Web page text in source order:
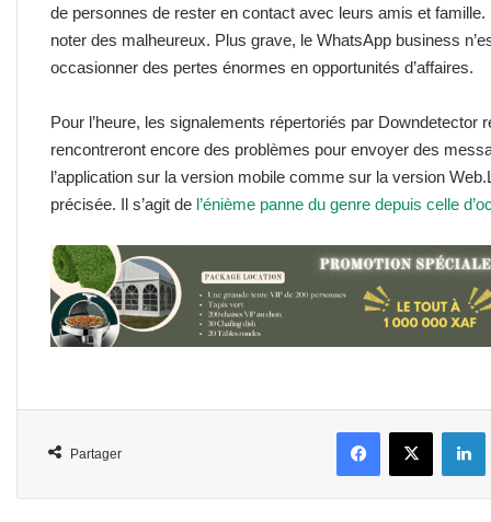
de personnes de rester en contact avec leurs amis et
noter des malheureux. Plus grave, le WhatsApp business
occasionner des pertes énormes en opportunités d’affaires.
Pour l’heure, les signalements répertoriés par Downdetector
rencontreront encore des problèmes pour envoyer des
l’application sur la version mobile comme sur la version
précisée. Il s’agit de l’énième panne du genre depuis celle
Partager
FacebookX